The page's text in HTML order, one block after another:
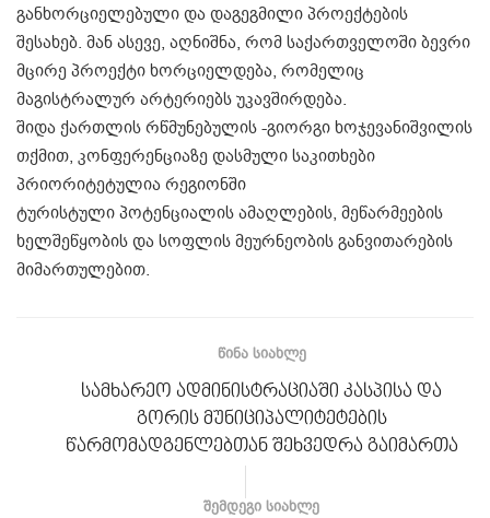
განხორციელებული და დაგეგმილი პროექტების
შესახებ. მან ასევე, აღნიშნა, რომ საქართველოში ბევრი
მცირე პროექტი ხორციელდება, რომელიც
მაგისტრალურ არტერიებს უკავშირდება.
შიდა ქართლის რწმუნებულის -გიორგი ხოჯევანიშვილის
თქმით, კონფერენციაზე დასმული საკითხები
პრიორიტეტულია რეგიონში
ტურისტული პოტენციალის ამაღლების, მეწარმეების
ხელშეწყობის და სოფლის მეურნეობის განვითარების
მიმართულებით.
ᲬᲘᲜᲐ ᲡᲘᲐᲮᲚᲔ
სამხარეო ადმინისტრაციაში კასპისა და
გორის მუნიციპალიტეტების
წარმომადგენლებთან შეხვედრა გაიმართა
ᲨᲔᲛᲓᲔᲒᲘ ᲡᲘᲐᲮᲚᲔ